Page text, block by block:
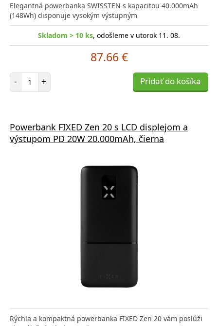
Elegantná powerbanka SWISSTEN s kapacitou 40.000mAh
(148Wh) disponuje vysokým výstupným
Skladom > 10 ks, odošleme v utorok 11. 08.
87.66 €
- Počet položiek
+ Pridať do košíka
Powerbank FIXED Zen 20 s LCD displejom a
výstupom PD 20W 20.000mAh, čierna
Rýchla a kompaktná powerbanka FIXED Zen 20 vám poslúži